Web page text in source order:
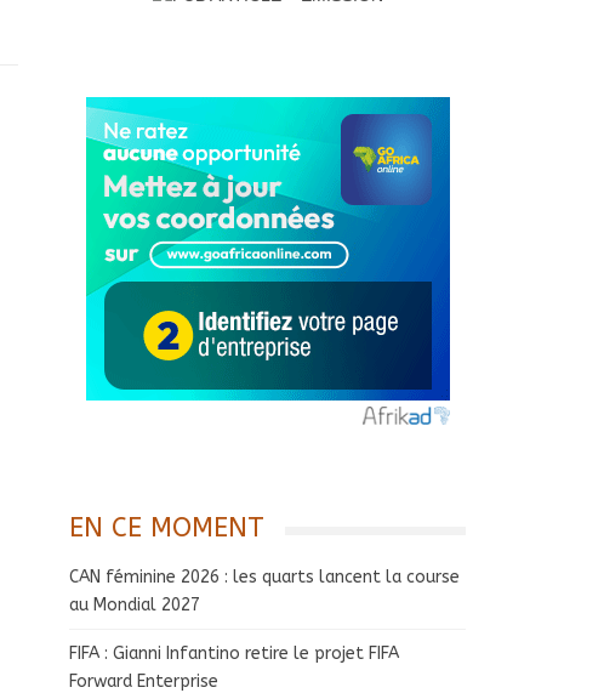
EN CE MOMENT
CAN féminine 2026 : les quarts lancent la course
au Mondial 2027
FIFA : Gianni Infantino retire le projet FIFA
Forward Enterprise